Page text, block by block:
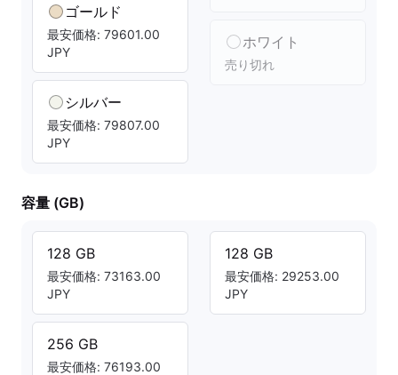
ゴールド
最安価格: 79601.00
JPY
シルバー
最安価格: 79807.00
JPY
ホワイト
売り切れ
容量 (GB)
128 GB
最安価格: 73163.00
JPY
256 GB
最安価格: 76193.00
128 GB
最安価格: 29253.00
JPY